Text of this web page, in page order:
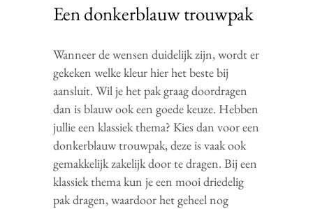
Een donkerblauw trouwpak
Wanneer de wensen duidelijk zijn, wordt er
gekeken welke kleur hier het beste bij
aansluit. Wil je het pak graag doordragen
dan is blauw ook een goede keuze. Hebben
jullie een klassiek thema? Kies dan voor een
donkerblauw trouwpak, deze is vaak ook
gemakkelijk zakelijk door te dragen. Bij een
klassiek thema kun je een mooi driedelig
pak dragen, waardoor het geheel nog